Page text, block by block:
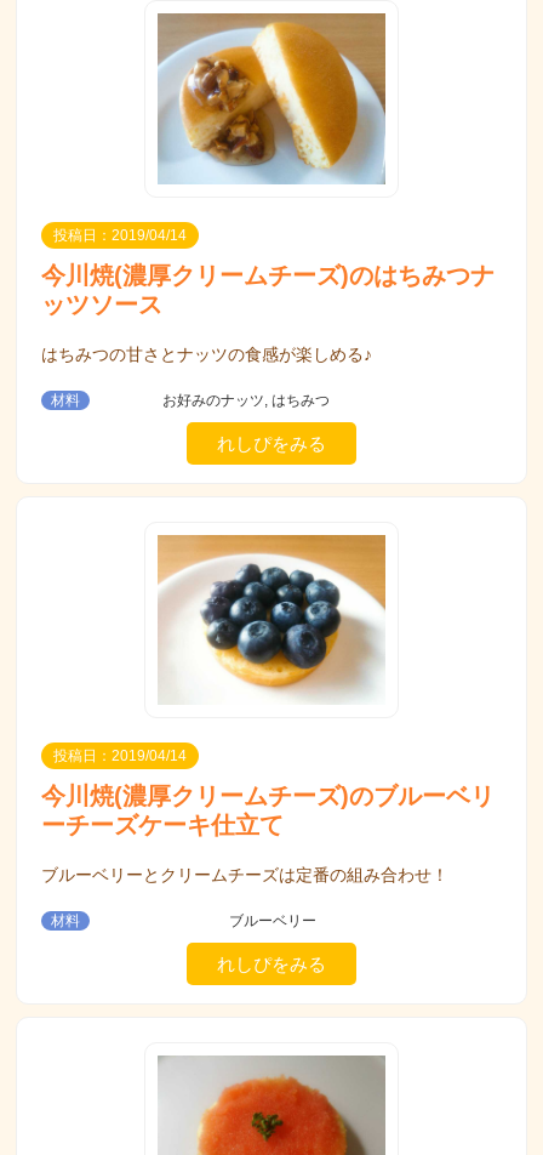
投稿日：2019/04/14
今川焼(濃厚クリームチーズ)のはちみつナ
ッツソース
はちみつの甘さとナッツの食感が楽しめる♪
材料 お好みのナッツ, はちみつ
れしぴをみる
投稿日：2019/04/14
今川焼(濃厚クリームチーズ)のブルーベリ
ーチーズケーキ仕立て
ブルーベリーとクリームチーズは定番の組み合わせ！
材料 ブルーベリー
れしぴをみる